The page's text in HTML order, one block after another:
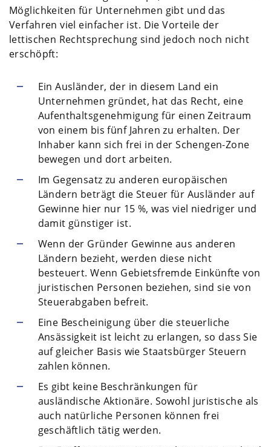
Möglichkeiten für Unternehmen gibt und das
Verfahren viel einfacher ist. Die Vorteile der
lettischen Rechtsprechung sind jedoch noch nicht
erschöpft:
Ein Ausländer, der in diesem Land ein
Unternehmen gründet, hat das Recht, eine
Aufenthaltsgenehmigung für einen Zeitraum
von einem bis fünf Jahren zu erhalten. Der
Inhaber kann sich frei in der Schengen-Zone
bewegen und dort arbeiten.
Im Gegensatz zu anderen europäischen
Ländern beträgt die Steuer für Ausländer auf
Gewinne hier nur 15 %, was viel niedriger und
damit günstiger ist.
Wenn der Gründer Gewinne aus anderen
Ländern bezieht, werden diese nicht
besteuert. Wenn Gebietsfremde Einkünfte von
juristischen Personen beziehen, sind sie von
Steuerabgaben befreit.
Eine Bescheinigung über die steuerliche
Ansässigkeit ist leicht zu erlangen, so dass Sie
auf gleicher Basis wie Staatsbürger Steuern
zahlen können.
Es gibt keine Beschränkungen für
ausländische Aktionäre. Sowohl juristische als
auch natürliche Personen können frei
geschäftlich tätig werden.